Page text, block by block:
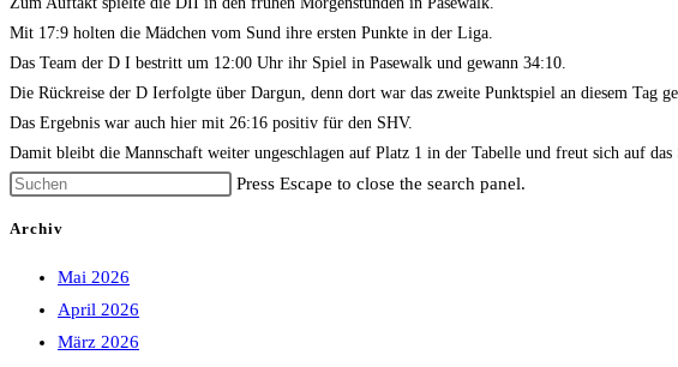
Mit 17:9 holten die Mädchen vom Sund ihre ersten Punkte in der Liga.
Das Team der D I bestritt um 12:00 Uhr ihr Spiel in Pasewalk und gewann 34:10.
Die Rückreise der D Ierfolgte über Dargun, denn dort war das zweite Punktspiel an diesem Tag
Das Ergebnis war auch hier mit 26:16 positiv für den SHV.
Damit bleibt die Mannschaft weiter ungeschlagen auf Platz 1 in der Tabelle und freut sich auf
Press Escape to close the search panel.
Archiv
Mai 2026
April 2026
März 2026